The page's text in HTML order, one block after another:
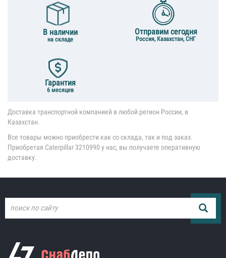
В наличии
на складе
Отправим сегодня
Россия, Казахстан, СНГ
Гарантия
6 месяцев
Доставка транспортной компанией в любой регион России, в
Казахстан.
Все товары можно приобрести как со склада, так и под заказ.
Приобретая Caterpillar 3210990 у нас, вы получаете оперативную
доставку.